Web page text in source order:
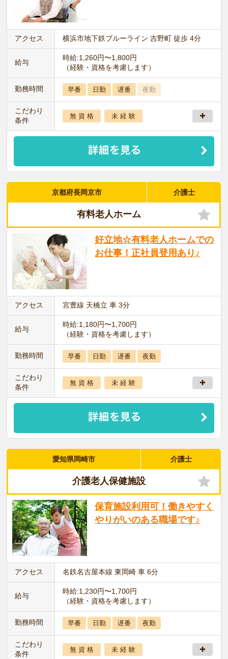
アクセス 横浜市地下鉄ブルーライン 吉野町 徒歩 4分
給与
時給:1,260円〜1,800円
（経験・資格を考慮します）
勤務時間 早番 日勤 遅番 夜勤
こだわり
条件
無 資 格 未 経 験
京都府長岡京市 介護士
有料老人ホーム
好立地☆有料老人ホームでの
お仕事！正社員登用あり♪
アクセス 宮豊線 天橋立 車 3分
給与
時給:1,180円〜1,700円
（経験・資格を考慮します）
勤務時間 早番 日勤 遅番 夜勤
こだわり
条件
無 資 格 未 経 験
愛知県岡崎市 介護士
介護老人保健施設
保育施設利用可！働きやすく
やりがいのある職場です♪
アクセス 名鉄名古屋本線 東岡崎 車 6分
給与
時給:1,230円〜1,700円
（経験・資格を考慮します）
勤務時間 早番 日勤 遅番 夜勤
こだわり
条件
無 資 格 未 経 験